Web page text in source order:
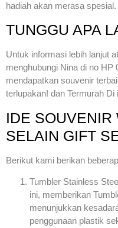
hadiah akan merasa spesial.
TUNGGU APA
Untuk informasi lebih lanjut
menghubungi Nina di no HP
mendapatkan souvenir
terlupakan! dan Termurah Di
IDE SOUVENIR
SELAIN GIFT
Berikut kami berikan
Tumbler Stainless
ini, memberikan
menunjukkan
penggunaan plastik